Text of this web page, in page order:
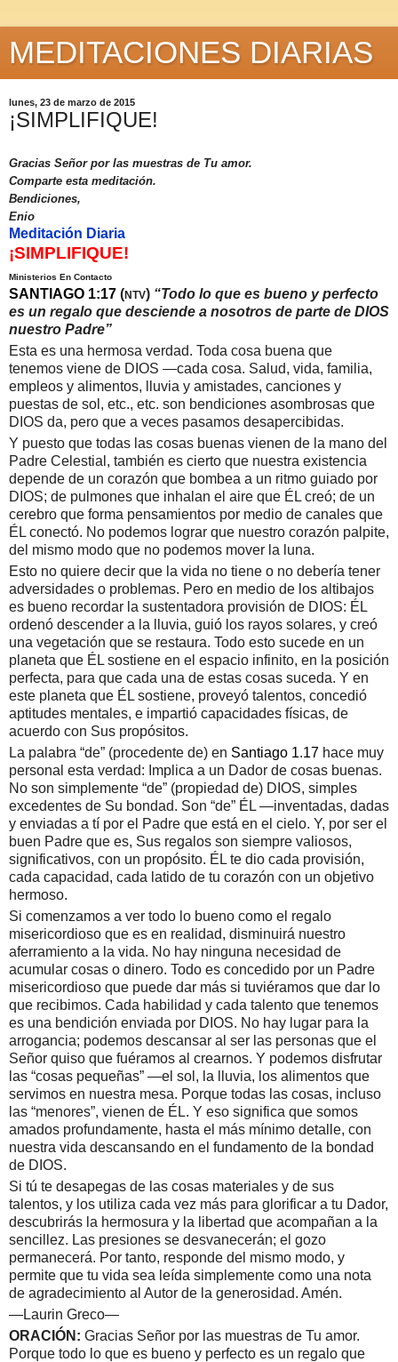
MEDITACIONES DIARIAS
lunes, 23 de marzo de 2015
¡SIMPLIFIQUE!
Gracias Señor por las muestras de Tu amor.
Comparte esta meditación.
Bendiciones,
Enio
Meditación Diaria
¡SIMPLIFIQUE!
Ministerios En Contacto
SANTIAGO 1:17 (NTV) “Todo lo que es bueno y perfecto
es un regalo que desciende a nosotros de parte de DIOS
nuestro Padre”
Esta es una hermosa verdad. Toda cosa buena que
tenemos viene de DIOS —cada cosa. Salud, vida, familia,
empleos y alimentos, lluvia y amistades, canciones y
puestas de sol, etc., etc. son bendiciones asombrosas que
DIOS da, pero que a veces pasamos desapercibidas.
Y puesto que todas las cosas buenas vienen de la mano del
Padre Celestial, también es cierto que nuestra existencia
depende de un corazón que bombea a un ritmo guiado por
DIOS; de pulmones que inhalan el aire que ÉL creó; de un
cerebro que forma pensamientos por medio de canales que
ÉL conectó. No podemos lograr que nuestro corazón palpite,
del mismo modo que no podemos mover la luna.
Esto no quiere decir que la vida no tiene o no debería tener
adversidades o problemas. Pero en medio de los altibajos
es bueno recordar la sustentadora provisión de DIOS: ÉL
ordenó descender a la lluvia, guió los rayos solares, y creó
una vegetación que se restaura. Todo esto sucede en un
planeta que ÉL sostiene en el espacio infinito, en la posición
perfecta, para que cada una de estas cosas suceda. Y en
este planeta que ÉL sostiene, proveyó talentos, concedió
aptitudes mentales, e impartió capacidades físicas, de
acuerdo con Sus propósitos.
La palabra “de” (procedente de) en Santiago 1.17 hace muy
personal esta verdad: Implica a un Dador de cosas buenas.
No son simplemente “de” (propiedad de) DIOS, simples
excedentes de Su bondad. Son “de” ÉL —inventadas, dadas
y enviadas a tí por el Padre que está en el cielo. Y, por ser el
buen Padre que es, Sus regalos son siempre valiosos,
significativos, con un propósito. ÉL te dio cada provisión,
cada capacidad, cada latido de tu corazón con un objetivo
hermoso.
Si comenzamos a ver todo lo bueno como el regalo
misericordioso que es en realidad, disminuirá nuestro
aferramiento a la vida. No hay ninguna necesidad de
acumular cosas o dinero. Todo es concedido por un Padre
misericordioso que puede dar más si tuviéramos que dar lo
que recibimos. Cada habilidad y cada talento que tenemos
es una bendición enviada por DIOS. No hay lugar para la
arrogancia; podemos descansar al ser las personas que el
Señor quiso que fuéramos al crearnos. Y podemos disfrutar
las “cosas pequeñas” —el sol, la lluvia, los alimentos que
servimos en nuestra mesa. Porque todas las cosas, incluso
las “menores”, vienen de ÉL. Y eso significa que somos
amados profundamente, hasta el más mínimo detalle, con
nuestra vida descansando en el fundamento de la bondad
de DIOS.
Si tú te desapegas de las cosas materiales y de sus
talentos, y los utiliza cada vez más para glorificar a tu Dador,
descubrirás la hermosura y la libertad que acompañan a la
sencillez. Las presiones se desvanecerán; el gozo
permanecerá. Por tanto, responde del mismo modo, y
permite que tu vida sea leída simplemente como una nota
de agradecimiento al Autor de la generosidad. Amén.
—Laurin Greco—
ORACIÓN: Gracias Señor por las muestras de Tu amor.
Porque todo lo que es bueno y perfecto es un regalo que